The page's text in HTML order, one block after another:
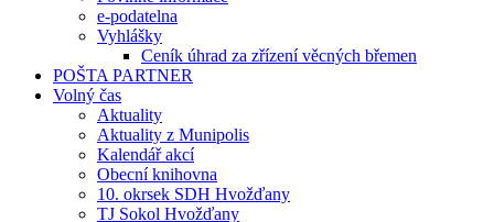
e-podatelna
Vyhlášky
Ceník úhrad za zřízení věcných břemen
POŠTA PARTNER
Volný čas
Aktuality
Aktuality z Munipolis
Kalendář akcí
Obecní knihovna
10. okrsek SDH Hvožďany
TJ Sokol Hvožďany